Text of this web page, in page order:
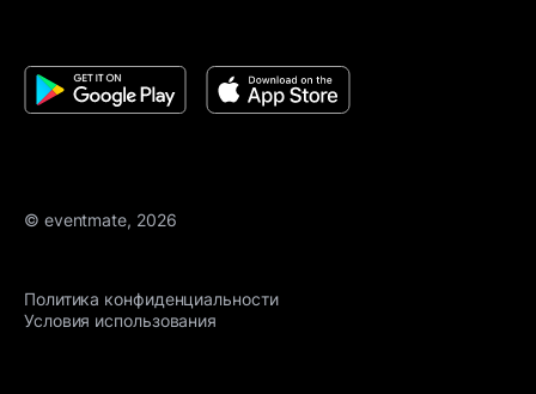
© eventmate, 2026
Политика конфиденциальности
Условия использования